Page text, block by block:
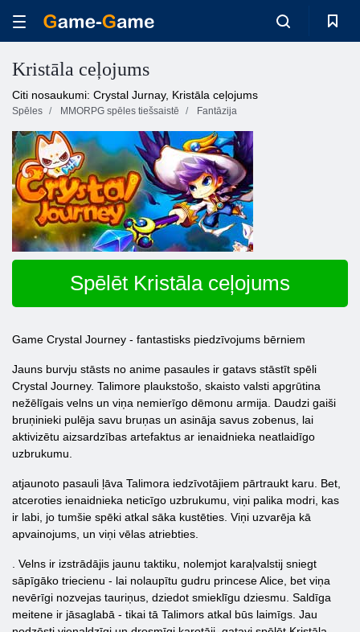
Kristāla ceļojums
Citi nosaukumi: Crystal Jurnay, Kristāla ceļojums
Spēles MMORPG spēles tiešsaistē Fantāzija
Spēlēt Kristāla ceļojums
Game Crystal Journey - fantastisks piedzīvojums bērniem
Jauns burvju stāsts no anime pasaules ir gatavs stāstīt spēli
Crystal Journey. Talimore plaukstošo, skaisto valsti apgrūtina
nežēlīgais velns un viņa nemierīgo dēmonu armija. Daudzi gaiši
bruņinieki pulēja savu bruņas un asināja savus zobenus, lai
aktivizētu aizsardzības artefaktus ar ienaidnieka neatlaidīgo
uzbrukumu.
atjaunoto pasauli ļāva Talimora iedzīvotājiem pārtraukt karu. Bet,
atceroties ienaidnieka neticīgo uzbrukumu, viņi palika modri, kas
ir labi, jo tumšie spēki atkal sāka kustēties. Viņi uzvarēja kā
apvainojums, un viņi vēlas atriebties.
. Velns ir izstrādājis jaunu taktiku, nolemjot karaļvalstij sniegt
sāpīgāko triecienu - lai nolaupītu gudru princese Alice, bet viņa
nevērīgi nozvejas tauriņus, dziedot smieklīgu dziesmu. Saldīga
meitene ir jāsaglabā - tikai tā Talimors atkal būs laimīgs. Jau